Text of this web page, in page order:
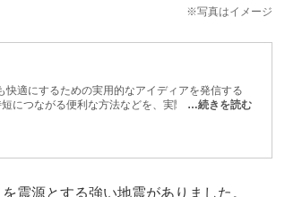
※写真はイメージ
快適にするための実用的なアイディアを発信する
につながる便利な方法などを、実際に試しながら
などに精通した専門家による監修も一部で取り入
や、100円ショップグッズの活用法など、今日か
…続きを読む
震源とする強い地震がありました。